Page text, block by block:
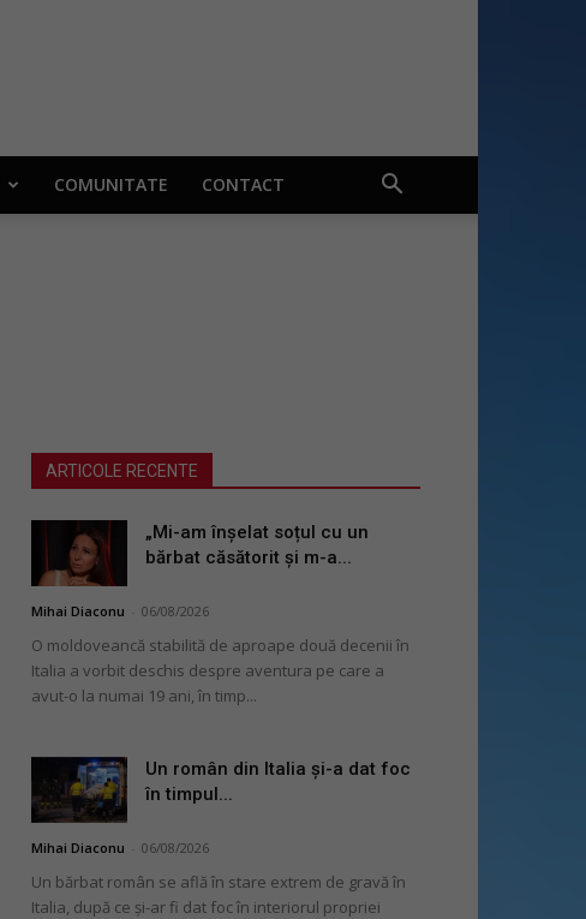
COMUNITATE CONTACT
ARTICOLE RECENTE
„Mi-am înșelat soțul cu un
bărbat căsătorit și m-a...
Mihai Diaconu 06/08/2026
O moldoveancă stabilită de aproape două decenii în
Italia a vorbit deschis despre aventura pe care a
avut-o la numai 19 ani, în timp...
Un român din Italia și-a dat foc
în timpul...
Mihai Diaconu 06/08/2026
Un bărbat român se află în stare extrem de gravă în
Italia, după ce și-ar fi dat foc în interiorul propriei